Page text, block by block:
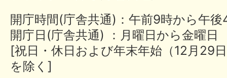
開庁時間(庁舎共通)：午前9時から午
開庁日(庁舎共通) ：月曜日から金曜日
[祝日・休日および年末年始（12月29
を除く]